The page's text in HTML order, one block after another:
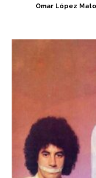
Omar López Mato